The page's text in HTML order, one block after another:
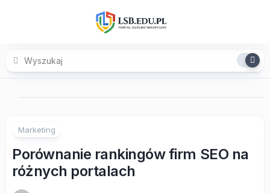
Marketing
Porównanie rankingów firm SEO na
różnych portalach